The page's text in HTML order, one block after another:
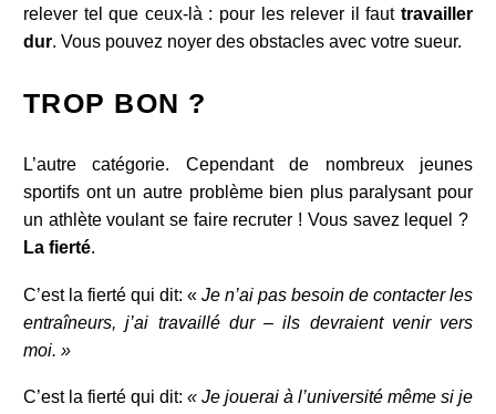
relever tel que ceux-là : pour les relever il faut travailler
dur. Vous pouvez noyer des obstacles avec votre sueur.
TROP BON ?
L’autre catégorie. Cependant de nombreux jeunes
sportifs ont un autre problème bien plus paralysant pour
un athlète voulant se faire recruter ! Vous savez lequel ?
La fierté.
C’est la fierté qui dit: « Je n’ai pas besoin de contacter les
entraîneurs, j’ai travaillé dur – ils devraient venir vers
moi. »
C’est la fierté qui dit: « Je jouerai à l’université même si je